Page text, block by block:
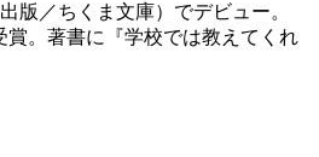
版／ちくま文庫）でデビュー。
。著書に『学校では教えてくれ